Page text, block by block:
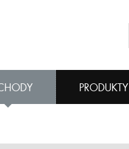
PRODUKTY